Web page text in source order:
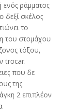
ενός ράμματος
δεξί σκέλος
το
του στομάχου
τόξου,
trocar.
που δε
της
2 επιπλέον